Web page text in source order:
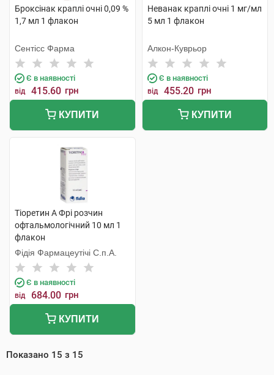
Броксінак краплі очні 0,09 %
1,7 мл 1 флакон
Сентісс Фарма
Є в наявності
від 415.60 грн
КУПИТИ
Неванак краплі очні 1 мг/мл
5 мл 1 флакон
Алкон-Куврьор
Є в наявності
від 455.20 грн
КУПИТИ
Тіоретин А Фрі розчин
офтальмологічний 10 мл 1
флакон
Фідія Фармацеутічі С.п.А.
Є в наявності
від 684.00 грн
КУПИТИ
Показано 15 з 15